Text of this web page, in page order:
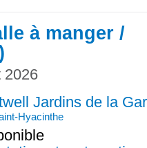
à manger /
2026
Jardins de la
Hyacinthe